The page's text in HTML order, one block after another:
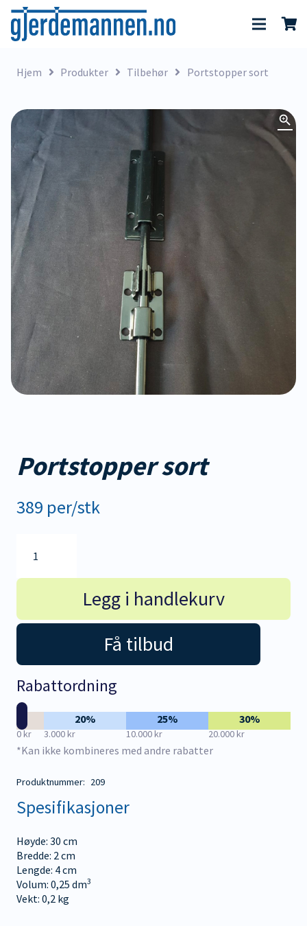
Hjem Produkter Tilbehør Portstopper sort
Portstopper sort
389 per/stk
sort
Legg i handlekurv
Få tilbud
Rabattordning
0 kr
20%
3.000 kr
25%
10.000 kr
30%
20.000 kr
*Kan ikke kombineres med andre rabatter
Produktnummer: 209
Spesifikasjoner
Høyde: 30 cm
Bredde: 2 cm
Lengde: 4 cm
Volum: 0,25 dm3
Vekt: 0,2 kg